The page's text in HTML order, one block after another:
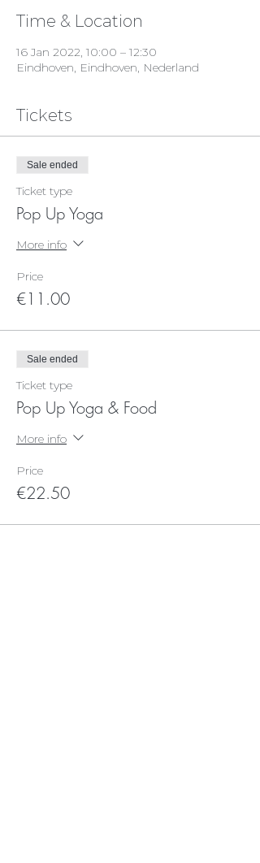
Time & Location
16 Jan 2022, 10:00 – 12:30
Eindhoven, Eindhoven, Nederland
Tickets
Sale ended
Ticket type
Pop Up Yoga
More info
Price
€11.00
Sale ended
Ticket type
Pop Up Yoga & Food
More info
Price
€22.50